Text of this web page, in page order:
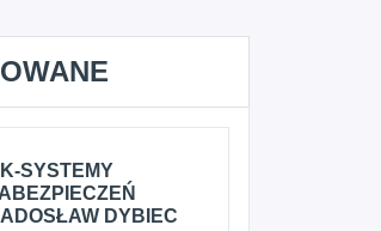
SYSTEMY
DYBIEC